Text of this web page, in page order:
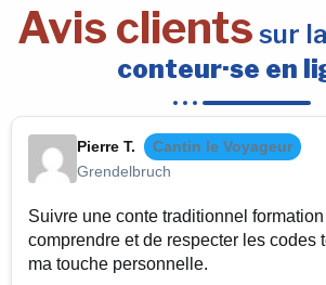
Avis clients sur la
conteur·se en
Pierre T.
Cantin le Voyageur
Grendelbruch
Suivre une conte traditionnel formation
comprendre et de respecter les codes
ma touche personnelle.